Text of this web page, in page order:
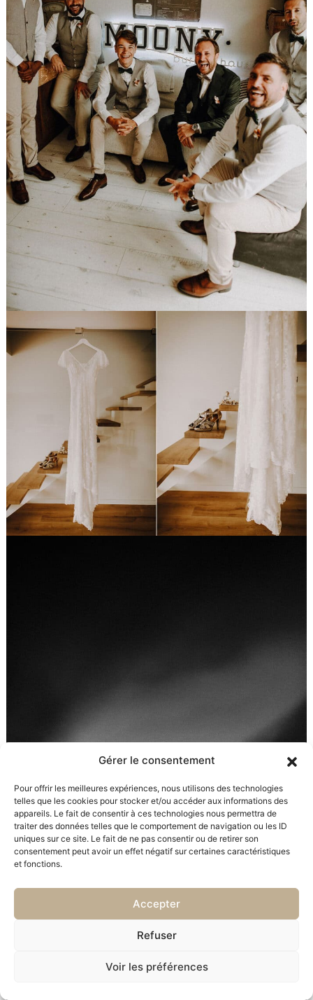
Gérer le consentement
Pour offrir les meilleures expériences, nous utilisons des technologies
telles que les cookies pour stocker et/ou accéder aux informations des
appareils. Le fait de consentir à ces technologies nous permettra de
traiter des données telles que le comportement de navigation ou les ID
uniques sur ce site. Le fait de ne pas consentir ou de retirer son
consentement peut avoir un effet négatif sur certaines caractéristiques
et fonctions.
Accepter
Refuser
Voir les préférences